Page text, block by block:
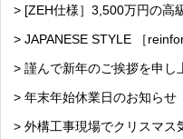
> [ZEH仕様］3,500万円の高
> JAPANESE STYLE ［
> 謹んで新年のご挨拶を申し
> 年末年始休業日のお知らせ
> 外構工事現場でクリスマス